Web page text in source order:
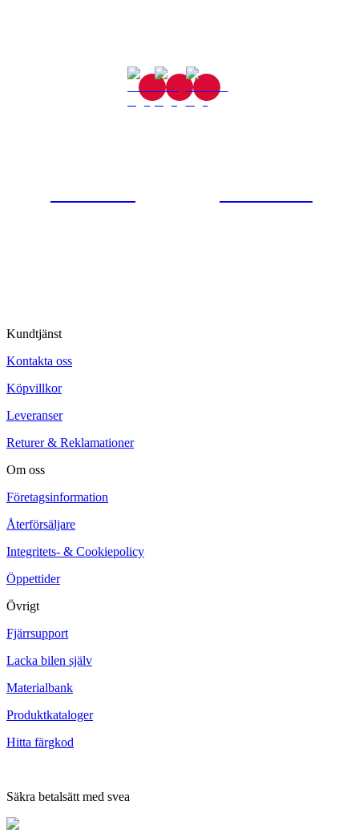
Kundtjänst
Kontakta oss
Köpvillkor
Leveranser
Returer & Reklamationer
Om oss
Företagsinformation
Återförsäljare
Integritets- & Cookiepolicy
Öppettider
Övrigt
Fjärrsupport
Lacka bilen själv
Materialbank
Produktkataloger
Hitta färgkod
Säkra betalsätt med svea